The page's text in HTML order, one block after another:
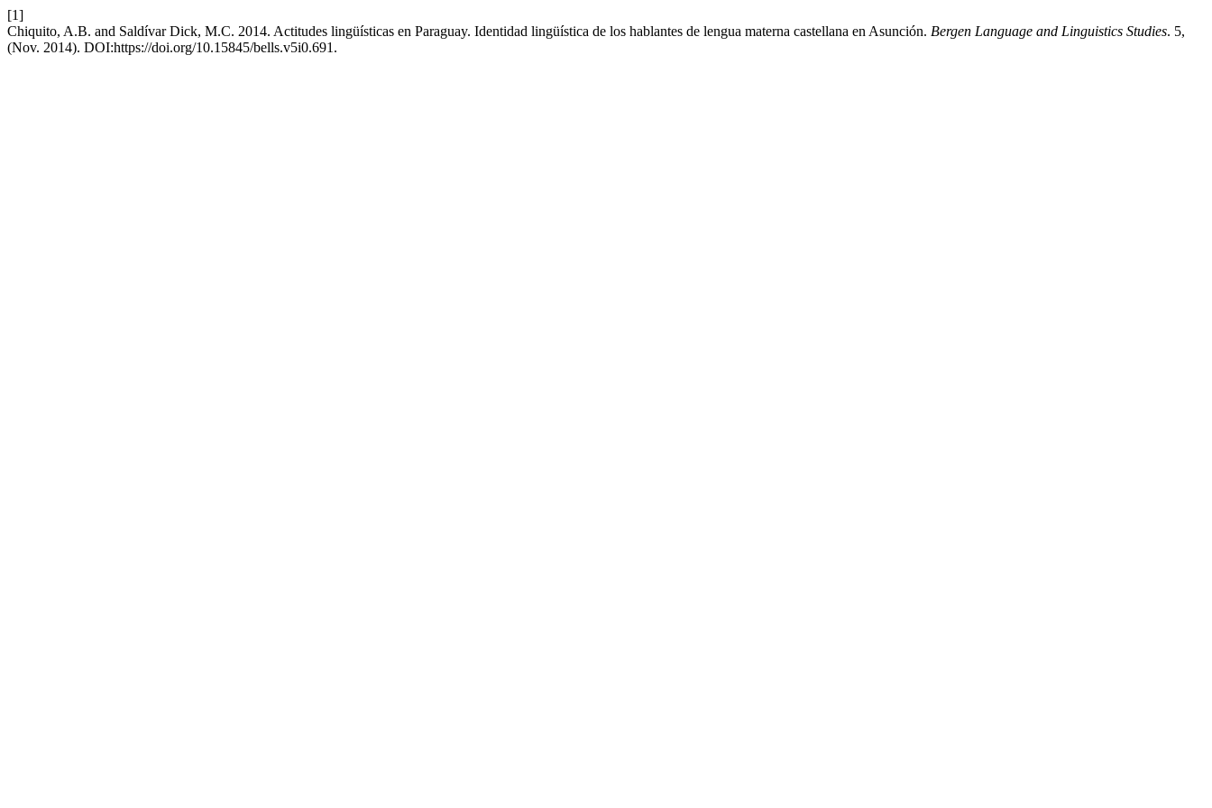
[1]
Chiquito, A.B. and Saldívar Dick, M.C. 2014. Actitudes lingüísticas en Paraguay. Identidad lingüística de los hablantes de lengua materna castellana en Asunción. Bergen Language and Linguistics Studies. 5,
(Nov. 2014). DOI:https://doi.org/10.15845/bells.v5i0.691.